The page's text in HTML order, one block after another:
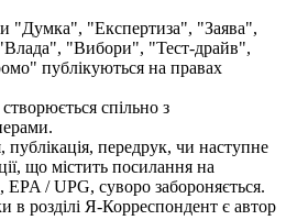
"Думка", "Експертиза", "Заява",
"Вибори", "Тест-драйв",
публікуються на правах
спільно з
публікація, передрук, чи наступне
що містить посилання на
EPA / UPG, суворо забороняється.
в розділі Я-Корреспондент є автор